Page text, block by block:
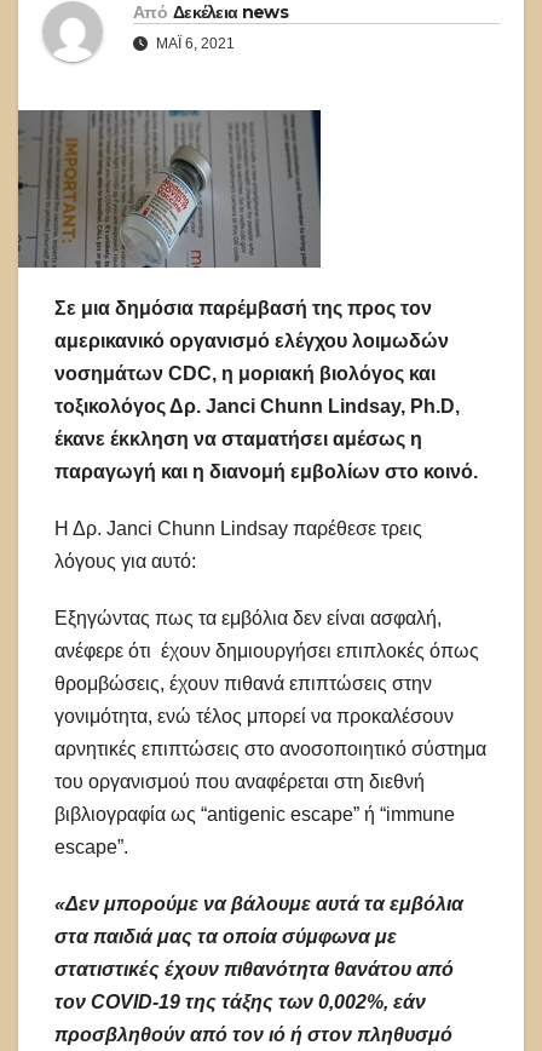
Από Δεκέλεια news
ΜΆΙ 6, 2021
Σε μια δημόσια παρέμβασή της προς τον
αμερικανικό οργανισμό ελέγχου λοιμωδών
νοσημάτων CDC, η μοριακή βιολόγος και
τοξικολόγος Δρ. Janci Chunn Lindsay, Ph.D,
έκανε έκκληση να σταματήσει αμέσως η
παραγωγή και η διανομή εμβολίων στο κοινό.
Η Δρ. Janci Chunn Lindsay παρέθεσε τρεις
λόγους για αυτό:
Εξηγώντας πως τα εμβόλια δεν είναι ασφαλή,
ανέφερε ότι έχουν δημιουργήσει επιπλοκές όπως
θρομβώσεις, έχουν πιθανά επιπτώσεις στην
γονιμότητα, ενώ τέλος μπορεί να προκαλέσουν
αρνητικές επιπτώσεις στο ανοσοποιητικό σύστημα
του οργανισμού που αναφέρεται στη διεθνή
βιβλιογραφία ως “antigenic escape” ή “immune
escape”.
«Δεν μπορούμε να βάλουμε αυτά τα εμβόλια
στα παιδιά μας τα οποία σύμφωνα με
στατιστικές έχουν πιθανότητα θανάτου από
τον COVID-19 της τάξης των 0,002%, εάν
προσβληθούν από τον ιό ή στον πληθυσμό